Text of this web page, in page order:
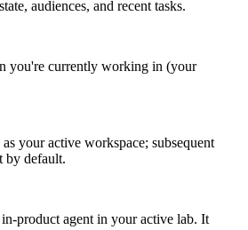
audiences, and recent tasks.
you're currently working in (your
as your active workspace; subsequent
by default.
product agent in your active lab. It